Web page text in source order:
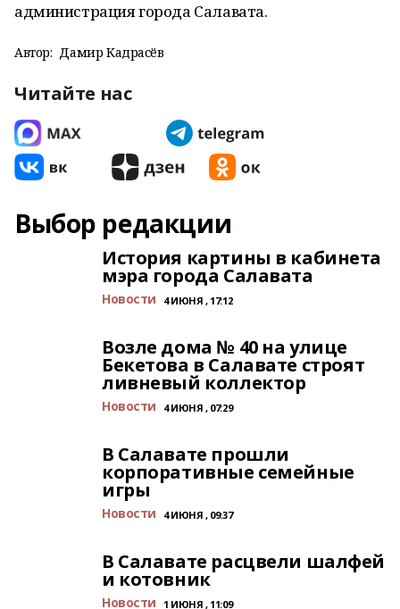
администрация города Салавата.
Автор: Дамир Кадрасёв
Читайте нас
Выбор редакции
История картины в кабинета
мэра города Салавата
Новости 4 ИЮНЯ , 17:12
Возле дома № 40 на улице
Бекетова в Салавате строят
ливневый коллектор
Новости 4 ИЮНЯ , 07:29
В Салавате прошли
корпоративные семейные
игры
Новости 4 ИЮНЯ , 09:37
В Салавате расцвели шалфей
и котовник
Новости 1 ИЮНЯ , 11:09